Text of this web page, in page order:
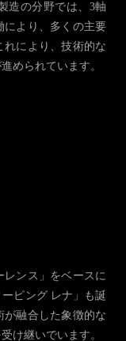
造の分野では、3軸
により、多くの主要
れにより、技術的な
められています。
レンス」をベースに
ピング レナ」も誕
が融合した象徴的な
け継いでいます。